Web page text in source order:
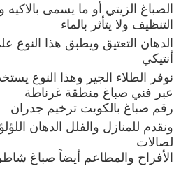
الصباغ الزيتي أو ما يسمى
التنظيف ولا يتأثر بالماء
الدهان التعتيق ويطبق هذا النوع
أنتيكي
نوفر الطلاء الجير وهذا النوع
عبر فني صباغ منطقة غرناطة
رقم صباغ بالكويت ترخيم جدران
ونقدم للمنازل والفلل الدهان
لصالات
الأفراح والمطاعم أيضاً صباغ